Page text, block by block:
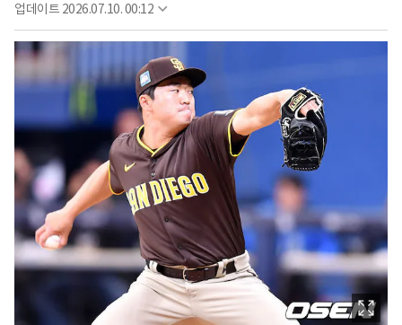
업데이트 2026.07.10. 00:12